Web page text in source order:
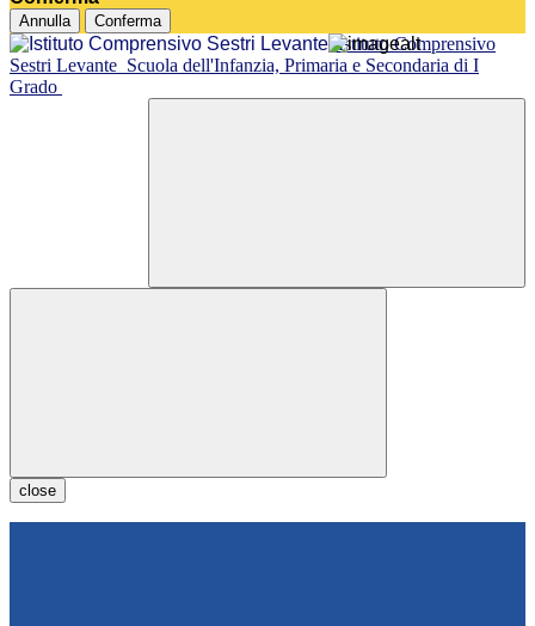
Annulla Conferma
Istituto Comprensivo
Sestri Levante Scuola dell'Infanzia, Primaria e Secondaria di I
Grado
close